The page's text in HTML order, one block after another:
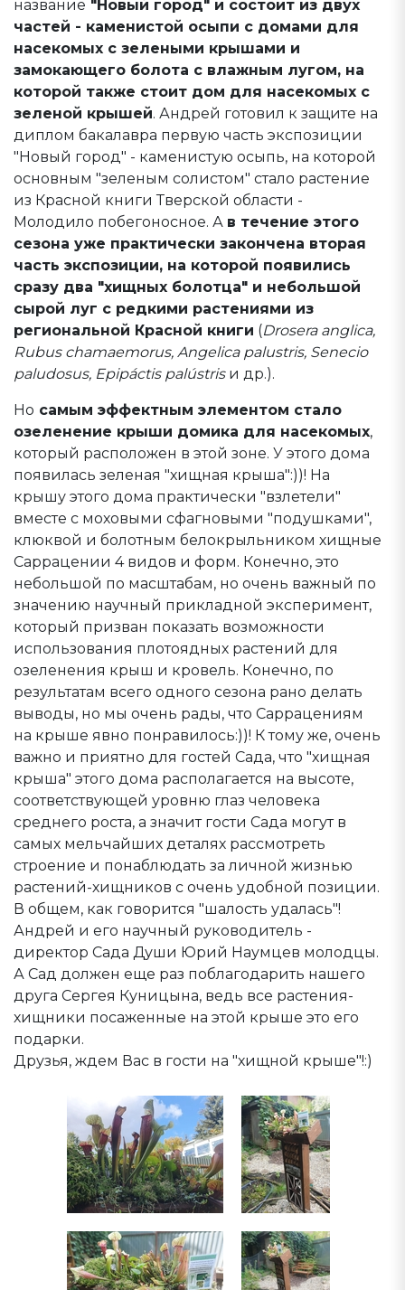
название "Новый город" и состоит из двух
частей - каменистой осыпи с домами для
насекомых с зелеными крышами и
замокающего болота с влажным лугом, на
которой также стоит дом для насекомых с
зеленой крышей. Андрей готовил к защите на
диплом бакалавра первую часть экспозиции
"Новый город" - каменистую осыпь, на которой
основным "зеленым солистом" стало растение
из Красной книги Тверской области -
Молодило побегоносное. А в течение этого
сезона уже практически закончена вторая
часть экспозиции, на которой появились
сразу два "хищных болотца" и небольшой
сырой луг с редкими растениями из
региональной Красной книги (Drosera anglica,
Rubus chamaemorus, Angelica palustris, Senecio
paludosus, Epipáctis palústrisи др.).
Но самым эффектным элементом стало
озеленение крыши домика для насекомых,
который расположен в этой зоне. У этого дома
появилась зеленая "хищная крыша":))! На
крышу этого дома практически "взлетели"
вместе с моховыми сфагновыми "подушками",
клюквой и болотным белокрыльником хищные
Саррацении 4 видов и форм. Конечно, это
небольшой по масштабам, но очень важный по
значению научный прикладной эксперимент,
который призван показать возможности
использования плотоядных растений для
озеленения крыш и кровель. Конечно, по
результатам всего одного сезона рано делать
выводы, но мы очень рады, что Саррацениям
на крыше явно понравилось:))! К тому же, очень
важно и приятно для гостей Сада, что "хищная
крыша" этого дома располагается на высоте,
соответствующей уровню глаз человека
среднего роста, а значит гости Сада могут в
самых мельчайших деталях рассмотреть
строение и понаблюдать за личной жизнью
растений-хищников с очень удобной позиции.
В общем, как говорится "шалость удалась"!
Андрей и его научный руководитель -
директор Сада Души Юрий Наумцев молодцы.
А Сад должен еще раз поблагодарить нашего
друга Сергея Куницына, ведь все растения-
хищники посаженные на этой крыше это его
подарки.
Друзья, ждем Вас в гости на "хищной крыше"!:)